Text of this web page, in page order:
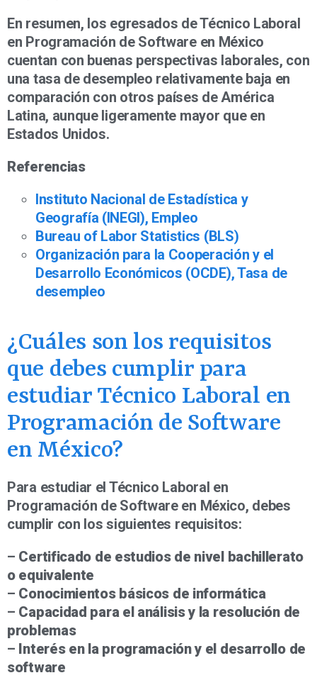
En resumen, los egresados de Técnico Laboral
en Programación de Software en México
cuentan con buenas perspectivas laborales, con
una tasa de desempleo relativamente baja en
comparación con otros países de América
Latina, aunque ligeramente mayor que en
Estados Unidos.
Referencias
Instituto Nacional de Estadística y
Geografía (INEGI), Empleo
Bureau of Labor Statistics (BLS)
Organización para la Cooperación y el
Desarrollo Económicos (OCDE), Tasa de
desempleo
¿Cuáles son los requisitos
que debes cumplir para
estudiar Técnico Laboral en
Programación de Software
en México?
Para estudiar el Técnico Laboral en
Programación de Software en México, debes
cumplir con los siguientes requisitos:
– Certificado de estudios de nivel bachillerato
o equivalente
– Conocimientos básicos de informática
– Capacidad para el análisis y la resolución de
problemas
– Interés en la programación y el desarrollo de
software